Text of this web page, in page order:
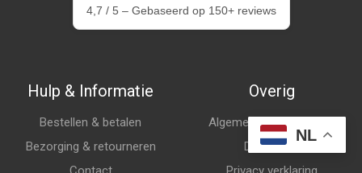
4,7 / 5 – Gebaseerd op 150+ reviews
Hulp & Informatie
Bestellen & betalen
Bezorging & retourneren
Overig
Algemene voorwaarden
Disclaimer
NL